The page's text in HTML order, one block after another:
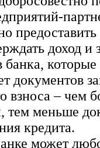
доход и
банка,
документов
взноса – чем
тем меньше
кредита.
может